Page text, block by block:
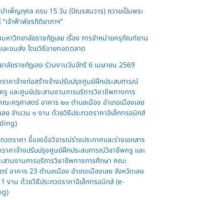
ำเพ็ญกุศล ครบ 15 วัน (ปัณรสมวาร) ถวายเป็นพระ
เจ้าฟ้าพัชรกิติยาภาฯ”
มหาวิทยาลัยราชภัฏเลย เรื่อง การจำหน่ายครุภัณฑ์ยาน
ละขนส่ง โดยวิธีขายทอดตลาด
าลัยราชภัฏเลย ร่วมงานวันจักรี 6 เมษายน 2569
ราคาจ้างก่อสร้างจ้างปรับปรุงศูนย์ฝึกประสบการณ์
รู และศูนย์ประสานงานการบริการวิชาชีพทางการ
ะครุศาสตร์ อาคาร ๒๓ ตำบลเมือง อำเภอเมืองเลย
ลย จำนวน ๑ งาน ด้วยวิธีประกวดราคาอิเล็กทรอนิกส์
กวดราคา ชี้แจงข้อวิจารณ์ร่างประกาศและร่างเอกสาร
ราคาจ้างปรับปรุงศูนย์ฝึกประสบการณ์วิชาชีพครู และ
สานงานการบริการวิชาชีพทางการศึกษา คณะ
ร์ อาคาร 23 ตำบลเมือง อำเภอเมืองเลย จังหวัดเลย
งาน ด้วยวิธีประกวดราคาอิเล็กทรอนิกส์ (e-